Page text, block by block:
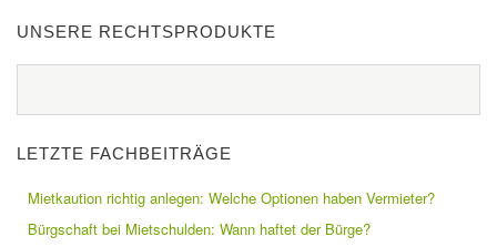
UNSERE RECHTSPRODUKTE
LETZTE FACHBEITRÄGE
Mietkaution richtig anlegen: Welche Optionen haben Vermieter?
Bürgschaft bei Mietschulden: Wann haftet der Bürge?